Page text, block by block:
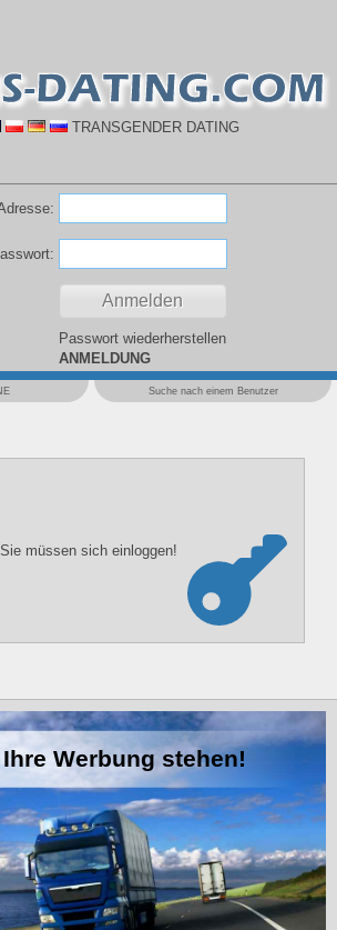
TRANSGENDER DATING
Passwort wiederherstellen
ANMELDUNG
Suche nach einem Benutzer
Sie müssen sich einloggen!